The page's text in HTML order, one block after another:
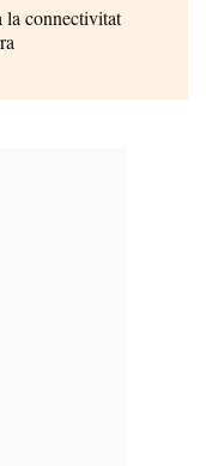
la connectivitat